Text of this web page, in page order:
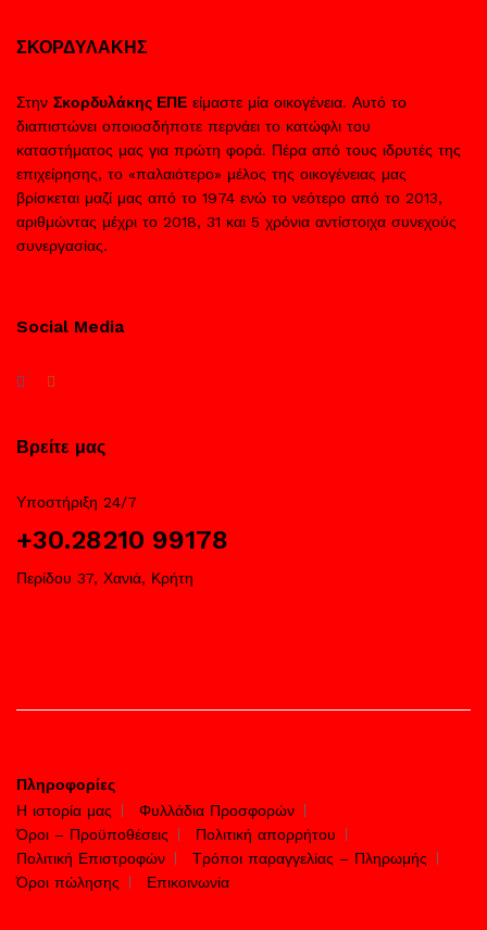
ΣΚΟΡΔΥΛΑΚΗΣ
Στην Σκορδυλάκης ΕΠΕ είμαστε μία οικογένεια. Αυτό το
διαπιστώνει οποιοσδήποτε περνάει το κατώφλι του
καταστήματος μας για πρώτη φορά. Πέρα από τους ιδρυτές της
επιχείρησης, το «παλαιότερο» μέλος της οικογένειας μας
βρίσκεται μαζί μας από το 1974 ενώ το νεότερο από το 2013,
αριθμώντας μέχρι το 2018, 31 και 5 χρόνια αντίστοιχα συνεχούς
συνεργασίας.
Social Media
Βρείτε μας
Υποστήριξη 24/7
+30.28210 99178
Περίδου 37, Χανιά, Κρήτη
Πληροφορίες
Η ιστορία μας
Φυλλάδια Προσφορών
Όροι – Προϋποθέσεις
Πολιτική απορρήτου
Πολιτική Επιστροφών
Τρόποι παραγγελίας – Πληρωμής
Όροι πώλησης
Επικοινωνία